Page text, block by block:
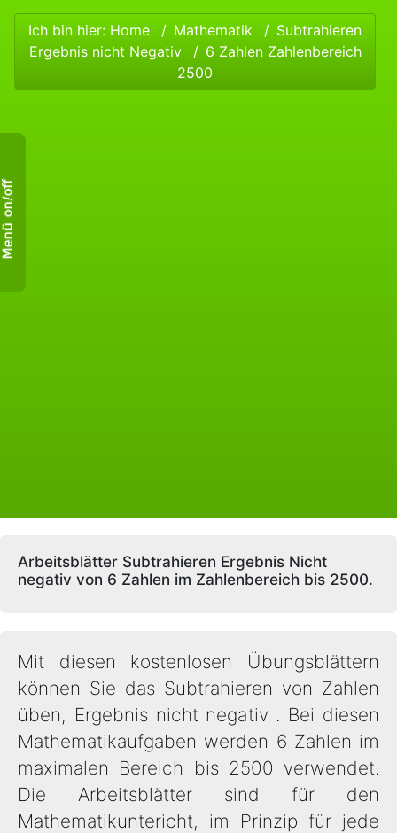
Ich bin hier: Home Mathematik
Subtrahieren
Ergebnis nicht Negativ
6 Zahlen Zahlenbereich
2500
Arbeitsblätter Subtrahieren Ergebnis Nicht
negativ von 6 Zahlen im Zahlenbereich bis 2500.
Mit diesen kostenlosen Übungsblättern
können Sie das Subtrahieren von Zahlen
üben, Ergebnis nicht negativ . Bei diesen
Mathematikaufgaben werden 6 Zahlen im
maximalen Bereich bis 2500 verwendet.
Die Arbeitsblätter sind für den
Mathematikuntericht, im Prinzip für jede